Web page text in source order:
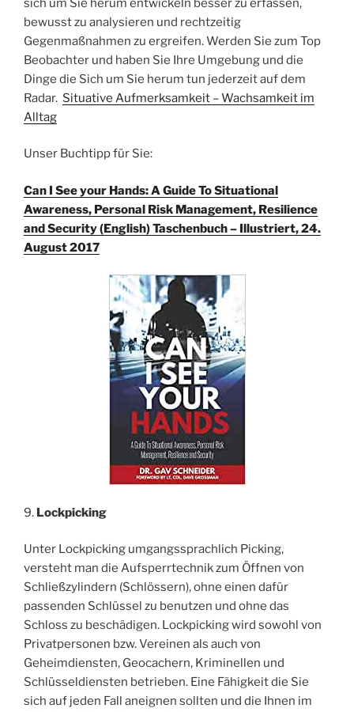
sich um Sie herum entwickeln besser zu erfassen,
bewusst zu analysieren und rechtzeitig
Gegenmaßnahmen zu ergreifen. Werden Sie zum Top
Beobachter und haben Sie Ihre Umgebung und die
Dinge die Sich um Sie herum tun jederzeit auf dem
Radar. Situative Aufmerksamkeit – Wachsamkeit im
Alltag
Unser Buchtipp für Sie:
Can I See your Hands: A Guide To Situational
Awareness, Personal Risk Management, Resilience
and Security (English) Taschenbuch – Illustriert, 24.
August 2017
9. Lockpicking
Unter Lockpicking umgangssprachlich Picking,
versteht man die Aufsperrtechnik zum Öffnen von
Schließzylindern (Schlössern), ohne einen dafür
passenden Schlüssel zu benutzen und ohne das
Schloss zu beschädigen. Lockpicking wird sowohl von
Privatpersonen bzw. Vereinen als auch von
Geheimdiensten, Geocachern, Kriminellen und
Schlüsseldiensten betrieben. Eine Fähigkeit die Sie
sich auf jeden Fall aneignen sollten und die Ihnen im